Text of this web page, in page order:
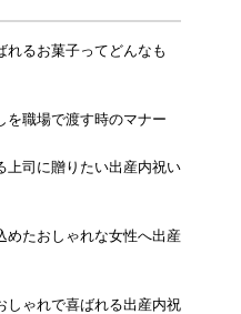
れるお菓子ってどんなも
を職場で渡す時のマナー
上司に贈りたい出産内祝い
めたおしゃれな女性へ出産
しゃれで喜ばれる出産内祝